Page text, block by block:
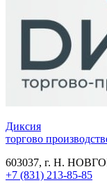
Диксия
торгово
603037, г. Н.
+7 (831) 213-85-85